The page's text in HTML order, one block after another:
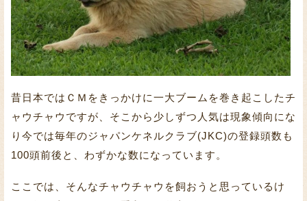
昔日本ではＣＭをきっかけに一大ブームを巻き起こしたチ
ャウチャウですが、そこから少しずつ人気は現象傾向にな
り今では毎年のジャパンケネルクラブ(JKC)の登録頭数も
100頭前後と、わずかな数になっています。
ここでは、そんなチャウチャウを飼おうと思っているけ